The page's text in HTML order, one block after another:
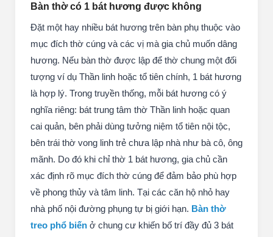
Bàn thờ có 1 bát hương được không
Đặt một hay nhiều bát hương trên bàn phụ thuộc vào
mục đích thờ cúng và các vị mà gia chủ muốn dâng
hương. Nếu bàn thờ được lập để thờ chung một đối
tượng ví dụ Thần linh hoặc tổ tiên chính, 1 bát hương
là hợp lý. Trong truyền thống, mỗi bát hương có ý
nghĩa riêng: bát trung tâm thờ Thần linh hoặc quan
cai quản, bên phải dùng tưởng niệm tổ tiên nội tộc,
bên trái thờ vong linh trẻ chưa lập nhà như bà cô, ông